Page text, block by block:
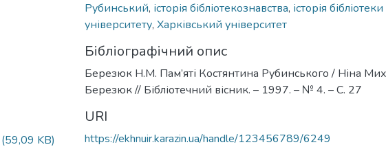
(59,09 KB)
Рубинський, історія бібліотекознавства, історія
університету, Харківський університет
Бібліографічний опис
Березюк Н.М. Пам’яті Костянтина Рубинського / Ніна
Березюк // Бібліотечний вісник. – 1997. – № 4. – С. 27
URI
https://ekhnuir.karazin.ua/handle/123456789/6249